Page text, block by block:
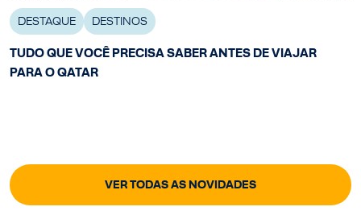
DESTAQUE DESTINOS
TUDO QUE VOCÊ PRECISA SABER ANTES DE VIAJAR
PARA O QATAR
VER TODAS AS NOVIDADES